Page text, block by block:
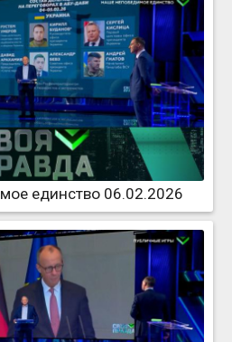
единство 06.02.2026